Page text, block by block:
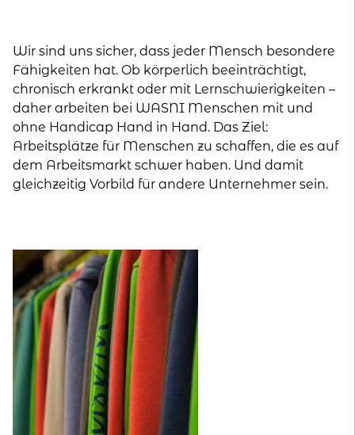
Wir sind uns sicher, dass jeder Mensch besondere
Fähigkeiten hat. Ob körperlich beeinträchtigt,
chronisch erkrankt oder mit Lernschwierigkeiten –
daher arbeiten bei WASNI Menschen mit und
ohne Handicap Hand in Hand. Das Ziel:
Arbeitsplätze für Menschen zu schaffen, die es auf
dem Arbeitsmarkt schwer haben. Und damit
gleichzeitig Vorbild für andere Unternehmer sein.